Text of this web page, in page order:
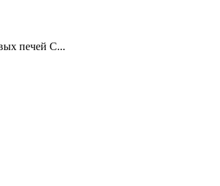
печей С...